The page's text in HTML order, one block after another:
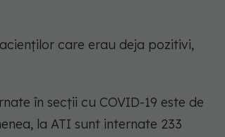
care erau deja pozitivi,
în secții cu COVID-19 este de
la ATI sunt internate 233